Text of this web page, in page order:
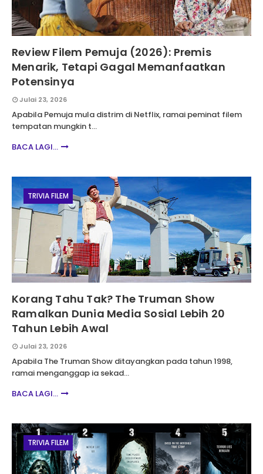
Review Filem Pemuja (2026): Premis
Menarik, Tetapi Gagal Memanfaatkan
Potensinya
Julai 23, 2026
Apabila Pemuja mula distrim di Netflix, ramai peminat filem
tempatan mungkin t…
BACA LAGI...
TRIVIA FILEM
Korang Tahu Tak? The Truman Show
Ramalkan Dunia Media Sosial Lebih 20
Tahun Lebih Awal
Julai 23, 2026
Apabila The Truman Show ditayangkan pada tahun 1998,
ramai menganggap ia sekad…
BACA LAGI...
TRIVIA FILEM